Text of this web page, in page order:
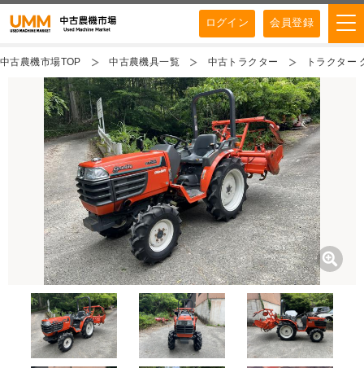
ログイン 会員登録
中古農機市場TOP 中古農機具一覧 中古トラクター トラクター